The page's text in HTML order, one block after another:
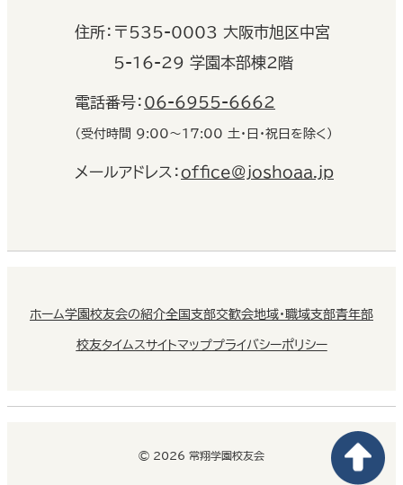
住所： 〒535-0003 大阪市旭区中宮
5-16-29 学園本部棟2階
電話番号： 06-6955-6662
（受付時間 9:00〜17:00 土・日・祝日を除く）
メールアドレス：office@joshoaa.jp
ホーム学園校友会の紹介全国支部交歓会地域・職域支部青年部
校友タイムスサイトマッププライバシーポリシー
© 2026 常翔学園校友会